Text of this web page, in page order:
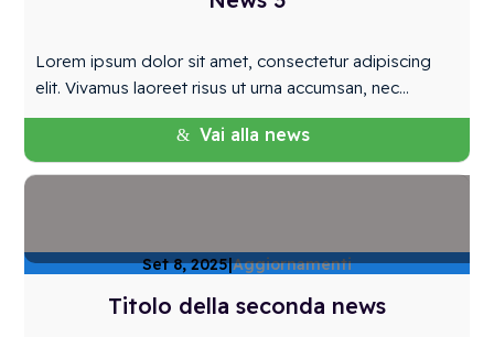
Lorem ipsum dolor sit amet, consectetur adipiscing
elit. Vivamus laoreet risus ut urna accumsan, nec...
Vai alla news
Set 8, 2025|Aggiornamenti
Titolo della seconda news